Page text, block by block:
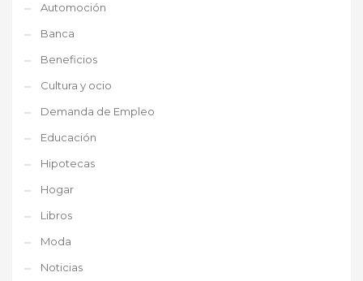
Automoción
Banca
Beneficios
Cultura y ocio
Demanda de Empleo
Educación
Hipotecas
Hogar
Libros
Moda
Noticias